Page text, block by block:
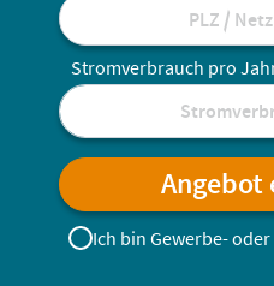
PLZ /
Stromverbrauch pro
Angebot
Ich bin Gewerbe-